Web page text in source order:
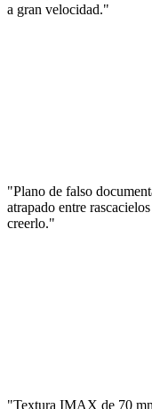
a gran velocidad."
"Plano de falso
atrapado entre
creerlo."
"Textura IMAX de 70